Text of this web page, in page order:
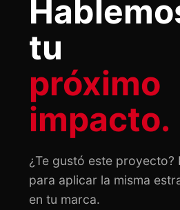
tu
próximo
impacto.
¿Te gustó este proyecto?
para aplicar la misma
en tu marca.